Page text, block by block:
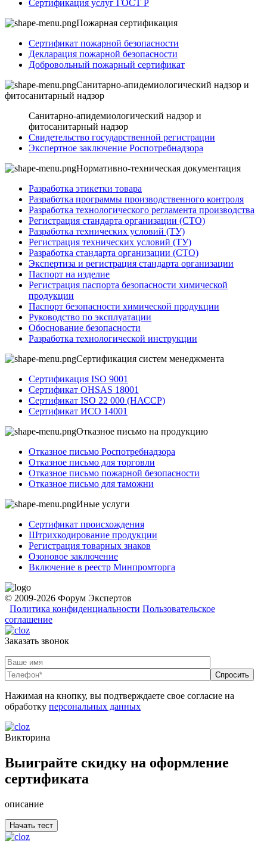
Сертификация услуг ГОСТ Р
Пожарная сертификация
Сертификат пожарной безопасности
Декларация пожарной безопасности
Добровольный пожарный сертификат
Санитарно-апидемиологический надзор и
фитосанитарный надзор
Санитарно-апидемиологический надзор и
фитосанитарный надзор
Свидетельство государственной регистрации
Экспертное заключение Роспотребнадзора
Нормативно-техническая документация
Разработка этикетки товара
Разработка программы производственного контроля
Разработка технологического регламента производства
Регистрация стандарта организации (СТО)
Разработка технических условий (ТУ)
Регистрация технических условий (ТУ)
Разработка стандарта организации (СТО)
Экспертиза и регистрация стандарта организации
Паспорт на изделие
Регистрация паспорта безопасности химической
продукции
Паспорт безопасности химической продукции
Руководство по эксплуатации
Обоснование безопасности
Разработка технологической инструкции
Сертификация систем менеджмента
Сертификация ISO 9001
Сертификат OHSAS 18001
Сертификат ISO 22 000 (НАССР)
Сертификат ИСО 14001
Отказное письмо на продукцию
Отказное письмо Роспотребнадзора
Отказное письмо для торговли
Отказное письмо пожарной безопасности
Отказное письмо для таможни
Иные услуги
Сертификат происхождения
Штрихкодирование продукции
Регистрация товарных знаков
Озоновое заключение
Включение в реестр Минпромторга
© 2009-2026 Форум Экспертов
Политика конфиденциальности Пользовательское
соглашение
Заказать звонок
Нажимая на кнопку, вы подтверждаете свое согласие на
обработку персональных данных
Викторина
Выиграйте скидку на оформление
сертификата
описание